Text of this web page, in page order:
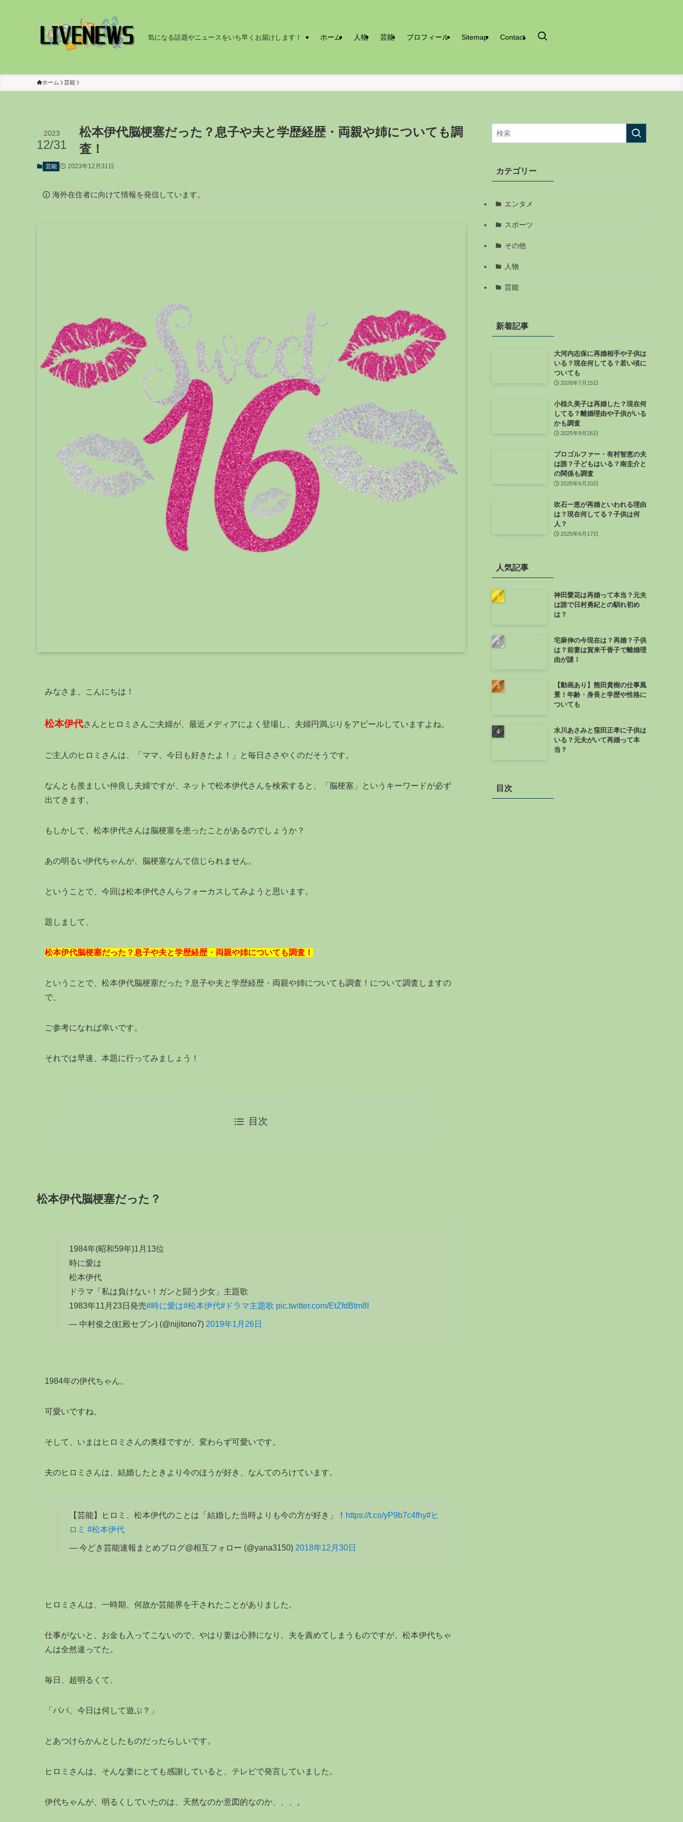
気になる話題やニュースをいち早くお届けします！ ホーム 人物 芸能 プロフィール Sitemap Contact
ホーム 芸能
松本伊代脳梗塞だった？息子や夫と学歴経歴・両親や姉についても調
査！
2023
12/31
芸能 2023年12月31日
海外在住者に向けて情報を発信しています。
みなさま、こんにちは！
松本伊代さんとヒロミさんご夫婦が、最近メディアによく登場し、夫婦円満ぶりをアピールしていますよね。
ご主人のヒロミさんは、「ママ、今日も好きたよ！」と毎日ささやくのだそうです。
なんとも羨ましい仲良し夫婦ですが、ネットで松本伊代さんを検索すると、「脳梗塞」というキーワードが必ず
出てきます。
もしかして、松本伊代さんは脳梗塞を患ったことがあるのでしょうか？
あの明るい伊代ちゃんが、脳梗塞なんて信じられません。
ということで、今回は松本伊代さんらフォーカスしてみようと思います。
題しまして、
松本伊代脳梗塞だった？息子や夫と学歴経歴・両親や姉についても調査！
ということで、松本伊代脳梗塞だった？息子や夫と学歴経歴・両親や姉についても調査！について調査しますの
で、
ご参考になれば幸いです。
それでは早速、本題に行ってみましょう！
目次
松本伊代脳梗塞だった？
1984年(昭和59年)1月13位
時に愛は
松本伊代
ドラマ「私は負けない！ガンと闘う少女」主題歌
1983年11月23日発売#時に愛は#松本伊代#ドラマ主題歌 pic.twitter.com/EtZfdBtm8I
— 中村俊之(虹殿セブン) (@nijitono7) 2019年1月26日
1984年の伊代ちゃん。
可愛いですね。
そして、いまはヒロミさんの奥様ですが、変わらず可愛いです。
夫のヒロミさんは、結婚したときより今のほうが好き、なんてのろけています。
【芸能】ヒロミ、松本伊代のことは「結婚した当時よりも今の方が好き」！ https://t.co/yP9b7c4fhy#ヒ
ロミ #松本伊代
— 今どき芸能速報まとめブログ@相互フォロー (@yana3150) 2018年12月30日
ヒロミさんは、一時期、何故か芸能界を干されたことがありました。
仕事がないと、お金も入ってこないので、やはり妻は心肺になり、夫を責めてしまうものですが、松本伊代ちゃ
んは全然違ってた。
毎日、超明るくて、
「パパ、今日は何して遊ぶ？」
とあつけらかんとしたものだったらしいです。
ヒロミさんは、そんな妻にとても感謝していると、テレビで発言していました。
伊代ちゃんが、明るくしていたのは、天然なのか意図的なのか、、、。
カテゴリー
エンタメ
スポーツ
その他
人物
芸能
新着記事
大河内志保に再婚相手や子供は
いる？現在何してる？若い頃に
ついても
2026年7月15日
小椋久美子は再婚した？現在何
してる？離婚理由や子供がいる
かも調査
2025年9月26日
プロゴルファー・有村智恵の夫
は誰？子どもはいる？南圭介と
の関係も調査
2025年6月20日
吹石一恵が再婚といわれる理由
は？現在何してる？子供は何
人？
2025年6月17日
人気記事
神田愛花は再婚って本当？元夫
は誰で日村勇紀との馴れ初め
は？
宅麻伸の今現在は？再婚？子供
は？前妻は賀来千香子で離婚理
由が謎！
【動画あり】熊田貴樹の仕事風
景！年齢・身長と学歴や性格に
ついても
水川あさみと窪田正孝に子供は
いる？元夫がいて再婚って本
当？
目次